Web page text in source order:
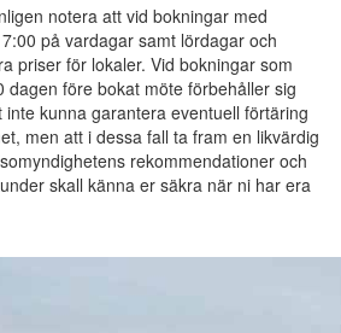
notera att vid bokningar med
på vardagar samt lördagar och
priser för lokaler. Vid bokningar som
dagen före bokat möte förbehåller sig
inte kunna garantera eventuell förtäring
men att i dessa fall ta fram en likvärdig
rekommendationer och
skall känna er säkra när ni har era